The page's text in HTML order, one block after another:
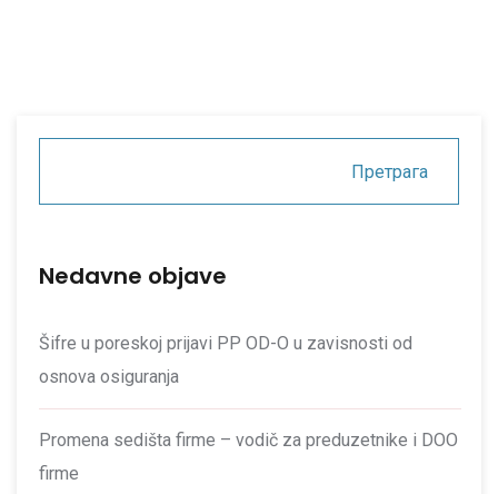
Претрага
Nedavne objave
Šifre u poreskoj prijavi PP OD-O u zavisnosti od
osnova osiguranja
Promena sedišta firme – vodič za preduzetnike i DOO
firme